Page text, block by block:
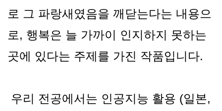
로 그 파랑새였음을 깨닫는다는 내용으
로, 행복은 늘 가까이 인지하지 못하는
곳에 있다는 주제를 가진 작품입니다.
우리 전공에서는 인공지능 활용 (일본,